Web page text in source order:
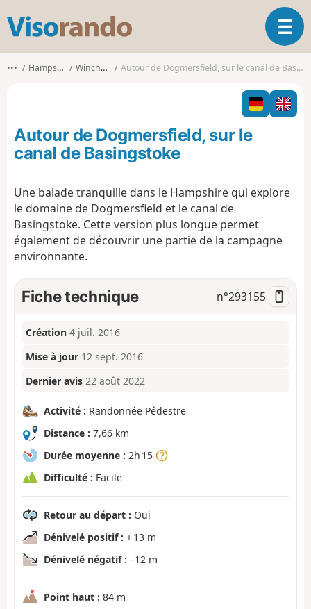
s
o
o
O
u
v
i
r
l
i
n
••• Hampshire Winchfield Autour de Dogmersfield, sur le canal de Basingstoke
Autour de Dogmersfield, sur le
canal de Basingstoke
Une balade tranquille dans le Hampshire qui explore
le domaine de Dogmersfield et le canal de
Basingstoke. Cette version plus longue permet
également de découvrir une partie de la campagne
environnante.
Fiche technique n°293155
Création 4 juil. 2016
Mise à jour 12 sept. 2016
Dernier avis 22 août 2022
Activité : Randonnée Pédestre
Distance : 7,66 km
Durée moyenne : 2h 15
Difficulté : Facile
Retour au départ : Oui
Dénivelé positif : + 13 m
Dénivelé négatif : - 12 m
Point haut : 84 m